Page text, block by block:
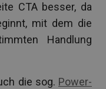
CTA besser, da
mit dem die
Handlung
die sog. Power-